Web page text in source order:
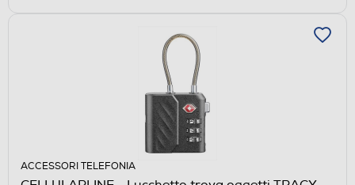
ACCESSORI TELEFONIA